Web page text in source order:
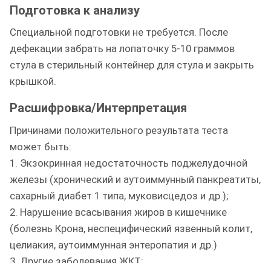
Подготовка к анализу
Специальной подготовки не требуется. После
дефекации забрать на лопаточку 5-10 граммов
стула в стерильный контейнер для стула и закрыть
крышкой.
Расшифровка/Интерпретация
Причинами положительного результата теста
может быть:
1. Экзокринная недостаточность поджелудочной
железы (хронический и аутоиммунный панкреатиты,
сахарный диабет 1 типа, муковисцедоз и др.);
2. Нарушение всасывания жиров в кишечнике
(болезнь Крона, неспецифический язвенный колит,
целиакия, аутоиммунная энтеропатия и др.)